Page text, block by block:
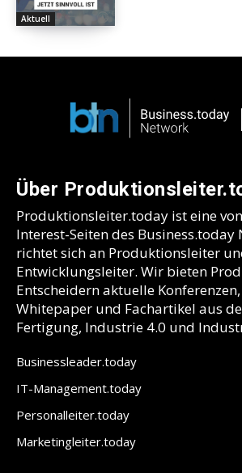
Aktuell
Über
Produktionsleiter.today ist eine
Interest-Seiten des Business.today
richtet sich an Produktionsleiter
Entwicklungsleiter. Wir bieten
Entscheidern aktuelle
Whitepaper und Fachartikel aus
Fertigung, Industrie 4.0 und
Businessleader.today
IT-Management.today
Personalleiter.today
Marketingleiter.today